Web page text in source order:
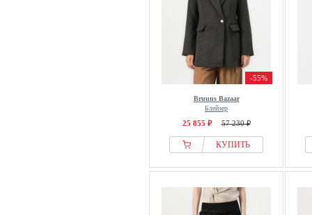
-55%
Bruuns Bazaar
Блейзер
25 855 ₽ 57 230 ₽
КУПИТЬ